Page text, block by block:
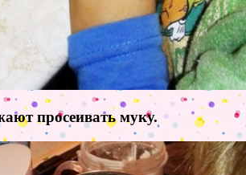
просеивать муку.